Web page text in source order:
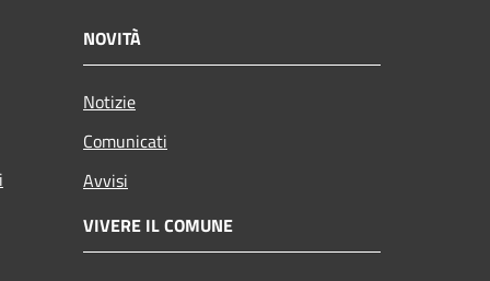
NOVITÀ
Notizie
Comunicati
Avvisi
VIVERE IL COMUNE